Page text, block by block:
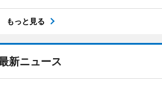
もっと見る
新ニュース